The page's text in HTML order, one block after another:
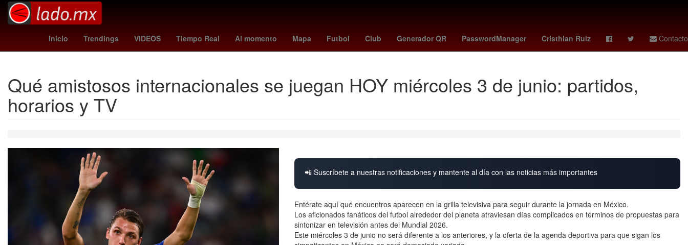
Inicio Trendings VIDEOS Tiempo Real Al momento Mapa Futbol Club Generador QR PasswordManager Cristhian Ruiz Contacto
Star Wars Inter de Milán Temporada Brie Larson Argentina jonathan perez chivas Dólar estadounidense gideon mensah portugal vs Nobel de la Paz 2018
Qué amistosos internacionales se juegan HOY miércoles 3 de junio: partidos,
horarios y TV
📲 Suscríbete a nuestras notificaciones y mantente al día con las noticias más importantes
Entérate aquí qué encuentros aparecen en la grilla televisiva para seguir durante la jornada en México.
Los aficionados fanáticos del futbol alrededor del planeta atraviesan días complicados en términos de propuestas para
sintonizar en televisión antes del Mundial 2026.
Este miércoles 3 de junio no será diferente a los anteriores, y la oferta de la agenda deportiva para que sigan los